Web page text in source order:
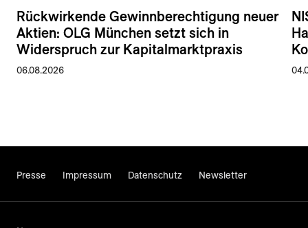
Rückwirkende Gewinnberechtigung neuer
Aktien: OLG München setzt sich in
Widerspruch zur Kapitalmarktpraxis
06.08.2026
Presse Impressum Datenschutz Newsletter